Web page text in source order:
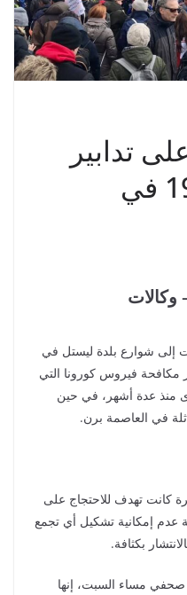
تدابير
مكافحة كوفيد-19 في
إلى شوارع بلدة ليستل في
مكافحة فيروس كورونا التي
منذ عدة أشهر، في حين
في العاصمة برن.
كانت تهدف للاحتجاج على
عدم إمكانية تشكيل أي تجمع
بكثافة.
مساء السبت، إنها